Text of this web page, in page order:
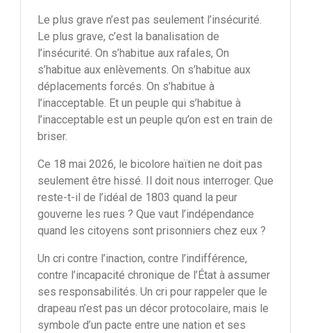
Le plus grave n’est pas seulement l’insécurité.
Le plus grave, c’est la banalisation de
l’insécurité. On s’habitue aux rafales, On
s’habitue aux enlèvements. On s’habitue aux
déplacements forcés. On s’habitue à
l’inacceptable. Et un peuple qui s’habitue à
l’inacceptable est un peuple qu’on est en train de
briser.
Ce 18 mai 2026, le bicolore haïtien ne doit pas
seulement être hissé. Il doit nous interroger. Que
reste-t-il de l’idéal de 1803 quand la peur
gouverne les rues ? Que vaut l’indépendance
quand les citoyens sont prisonniers chez eux ?
Un cri contre l’inaction, contre l’indifférence,
contre l’incapacité chronique de l’État à assumer
ses responsabilités. Un cri pour rappeler que le
drapeau n’est pas un décor protocolaire, mais le
symbole d’un pacte entre une nation et ses